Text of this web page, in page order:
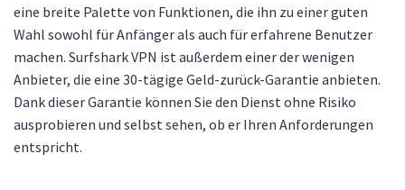
eine breite Palette von Funktionen, die ihn zu einer guten
Wahl sowohl für Anfänger als auch für erfahrene Benutzer
machen. Surfshark VPN ist außerdem einer der wenigen
Anbieter, die eine 30-tägige Geld-zurück-Garantie anbieten.
Dank dieser Garantie können Sie den Dienst ohne Risiko
ausprobieren und selbst sehen, ob er Ihren Anforderungen
entspricht.